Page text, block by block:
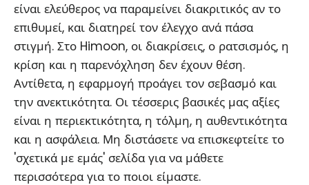
είναι ελεύθερος να παραμείνει διακριτικός αν το
επιθυμεί, και διατηρεί τον έλεγχο ανά πάσα
στιγμή. Στο Himoon, οι διακρίσεις, ο ρατσισμός, η
κρίση και η παρενόχληση δεν έχουν θέση.
Αντίθετα, η εφαρμογή προάγει τον σεβασμό και
την ανεκτικότητα. Οι τέσσερις βασικές μας αξίες
είναι η περιεκτικότητα, η τόλμη, η αυθεντικότητα
και η ασφάλεια. Μη διστάσετε να επισκεφτείτε το
'σχετικά με εμάς' σελίδα για να μάθετε
περισσότερα για το ποιοι είμαστε.